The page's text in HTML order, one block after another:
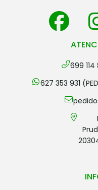
699 114
627 353 931